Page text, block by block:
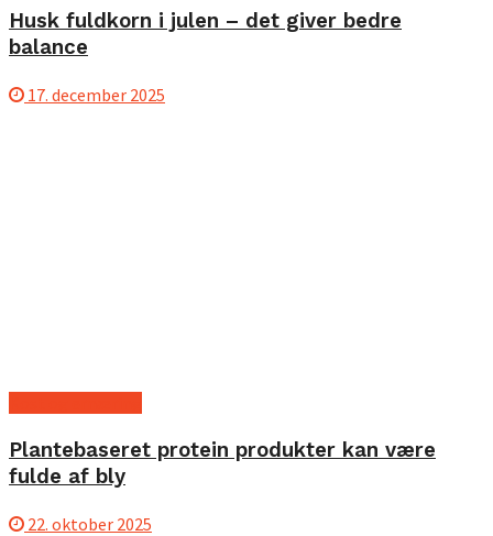
Husk fuldkorn i julen – det giver bedre
balance
17. december 2025
Plantebaseret protein produkter kan være
fulde af bly
22. oktober 2025